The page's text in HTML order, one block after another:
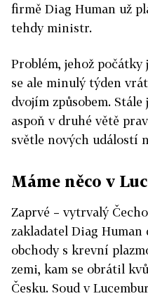
firmě Diag Human už
tehdy ministr.
Problém, jehož
se ale minulý týden
dvojím způsobem. Stále
aspoň v druhé větě
světle nových událostí
Máme něco v
Zaprvé – vytrvalý
zakladatel Diag
obchody s krevní
zemi, kam se obrátil
Česku. Soud v